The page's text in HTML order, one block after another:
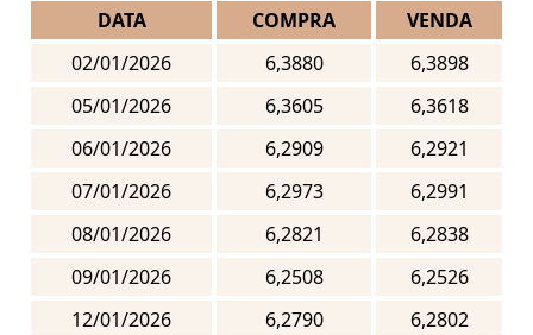
DATA
COMPRA
VENDA
02/01/2026
6,3880
6,3898
05/01/2026
6,3605
6,3618
06/01/2026
6,2909
6,2921
07/01/2026
6,2973
6,2991
08/01/2026
6,2821
6,2838
09/01/2026
6,2508
6,2526
12/01/2026
6,2790
6,2802